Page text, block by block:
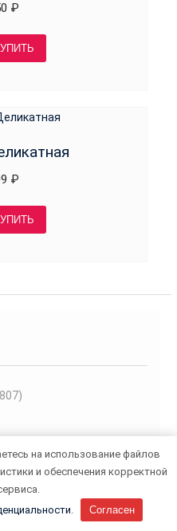
₽
₽
на использование файлов
и обеспечения корректной
Согласен